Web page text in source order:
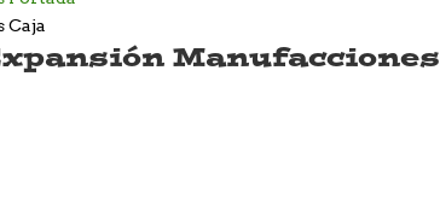
Manufacciones